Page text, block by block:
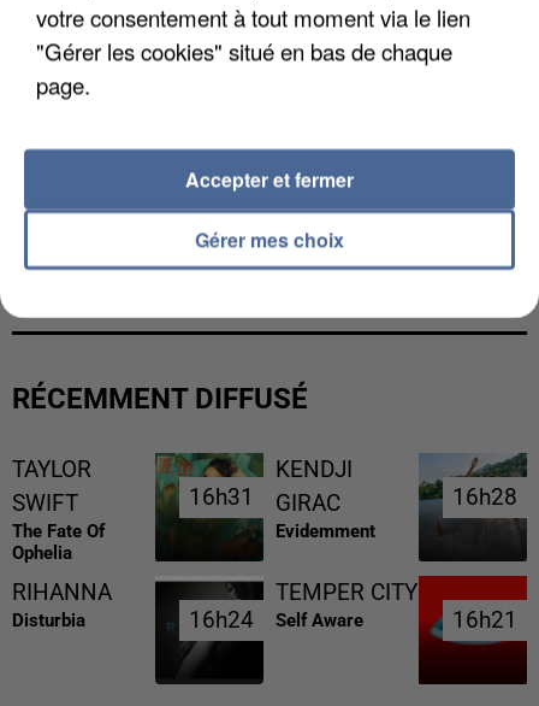
L’UN DES FONDATEURS SUPPOSÉS DE LA DZ
MAFIA INTERPELLÉ EN ALGÉRIE
RÉCEMMENT DIFFUSÉ
TAYLOR
SWIFT
The Fate Of
Ophelia
16h31
16h31
KENDJI
GIRAC
Evidemment
16h28
16h28
RIHANNA
Disturbia 16h24
16h24
TEMPER CITY
Self Aware 16h21
16h21
votre consentement à tout moment via le lien
"Gérer les cookies" situé en bas de chaque
page.
Gérer mes choix
Accepter et fermer